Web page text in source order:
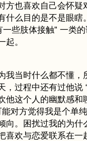
也喜欢自己会怀
么目的是不是眼
些肢体接触” 一
。
当时什么都不懂，
过程中还有过他
这个人的幽默感
对方觉得我是个
向。困扰过我的为
欢与恋爱联系在一